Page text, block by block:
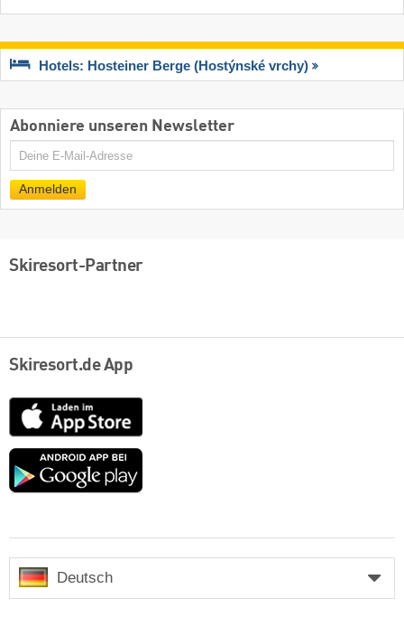
Hotels: Hosteiner Berge (Hostýnské vrchy)
Abonniere unseren Newsletter
E-
Anmelden
Skiresort-Partner
Skiresort.de App
App
Store
Google
Deutsch